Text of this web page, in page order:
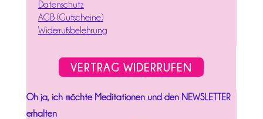
Datenschutz
AGB (Gutscheine)
Widerrufsbelehrung
VERTRAG WIDERRUFEN
Oh ja, ich möchte Meditationen und den NEWSLETTER
erhalten